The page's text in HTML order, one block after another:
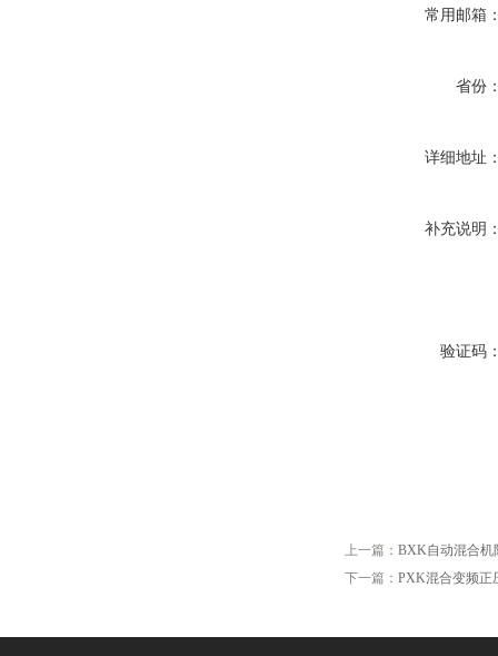
常用邮箱
省份
详细地址
补充说明
验证码
上一篇： BXK自动混合机
下一篇： PXK混合变频正